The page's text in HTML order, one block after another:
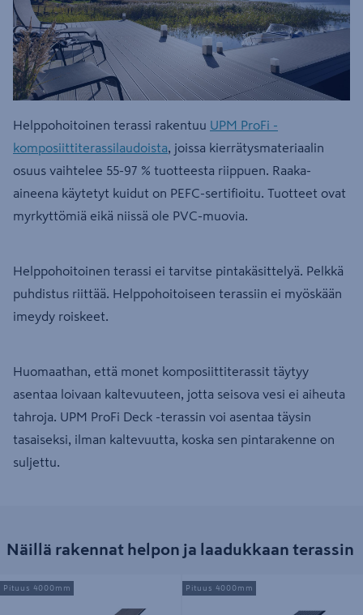
Helppohoitoinen terassi rakentuu UPM ProFi -
komposiittiterassilaudoista , joissa kierrätysmateriaalin
osuus vaihtelee 55-97 % tuotteesta riippuen. Raaka-
aineena käytetyt kuidut on PEFC-sertifioitu. Tuotteet ovat
myrkyttömiä eikä niissä ole PVC-muovia.
Helppohoitoinen terassi ei tarvitse pintakäsittelyä. Pelkkä
puhdistus riittää. Helppohoitoiseen terassiin ei myöskään
imeydy roiskeet.
Huomaathan, että monet komposiittiterassit täytyy
asentaa loivaan kaltevuuteen, jotta seisova vesi ei aiheuta
tahroja. UPM ProFi Deck -terassin voi asentaa täysin
tasaiseksi, ilman kaltevuutta, koska sen pintarakenne on
suljettu.
Näillä rakennat helpon ja laadukkaan terassin
Terassilauta UPM ProFi Piazza One
Californian Oak 25x140x4000
Pituus 4000mm
Terassilauta UPM ProFi Deck
28x150x4000 yönmusta
Pituus 4000mm